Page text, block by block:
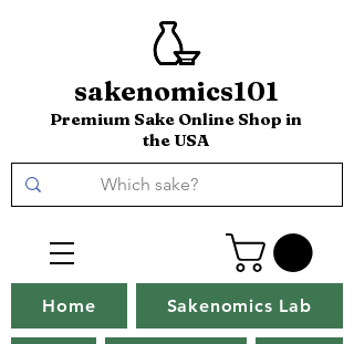
sakenomics101
Premium Sake Online Shop in
the USA
Home Sakenomics Lab